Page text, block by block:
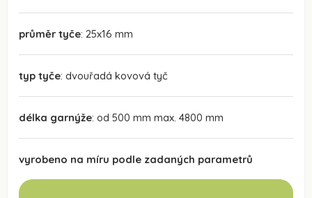
průměr tyče: 25x16 mm
typ tyče: dvouřadá kovová tyč
délka garnýže: od 500 mm max. 4800 mm
vyrobeno na míru podle zadaných parametrů